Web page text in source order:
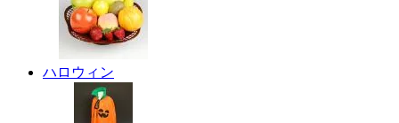
ハロウィン